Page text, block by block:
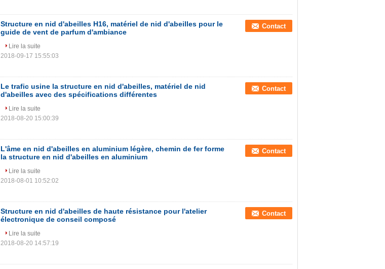
Structure en nid d'abeilles H16, matériel de nid d'abeilles pour le
guide de vent de parfum d'ambiance
Contact
Lire la suite
2018-09-17 15:55:03
Le trafic usine la structure en nid d'abeilles, matériel de nid
d'abeilles avec des spécifications différentes
Contact
Lire la suite
2018-08-20 15:00:39
L'âme en nid d'abeilles en aluminium légère, chemin de fer forme
la structure en nid d'abeilles en aluminium
Contact
Lire la suite
2018-08-01 10:52:02
Structure en nid d'abeilles de haute résistance pour l'atelier
électronique de conseil composé
Contact
Lire la suite
2018-08-20 14:57:19